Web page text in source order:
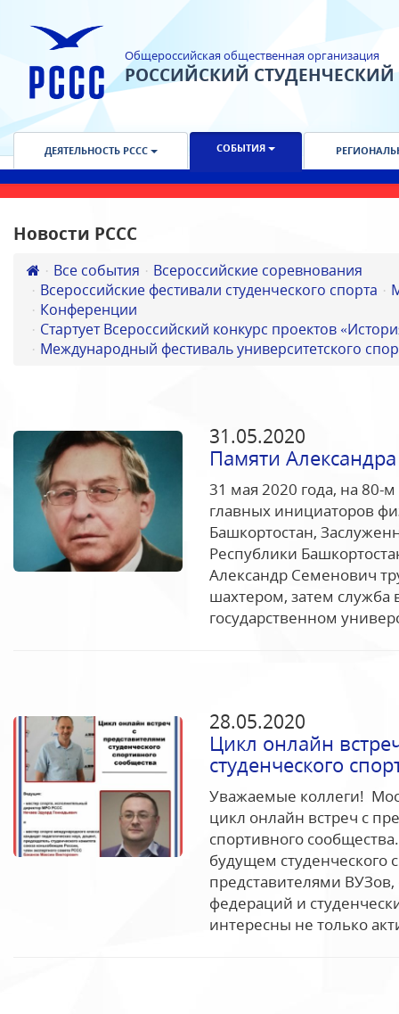
Общероссийская общественная организация
РОССИЙСКИЙ
ДЕЯТЕЛЬНОСТЬ РССС СОБЫТИЯ
Новости РССС
Все события
Всероссийские соревнования
Всероссийские фестивали студенческого спорта
Конференции
Стартует Всероссийский конкурс проектов
Международный фестиваль университетского
31.05.2020
Памяти
31 мая 2020 года, на 80-
главных инициаторов
Башкортостан,
Республики
Александр Семенович
шахтером, затем
государственном
28.05.2020
Цикл онлайн
студенческого
Уважаемые коллеги!
цикл онлайн встреч с
спортивного
будущем студенческого
представителями
федераций и
интересны не только